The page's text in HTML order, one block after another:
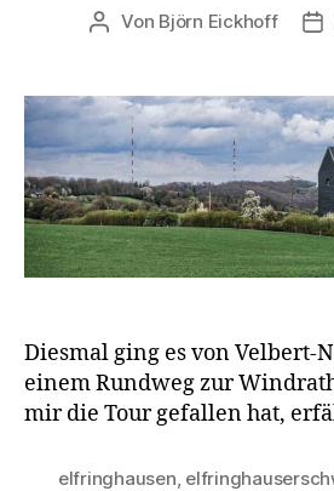
Beitragsautor
Von Björn Eickhoff
Diesmal ging es von Velbert-
einem Rundweg zur
mir die Tour gefallen hat,
elfringhausen,